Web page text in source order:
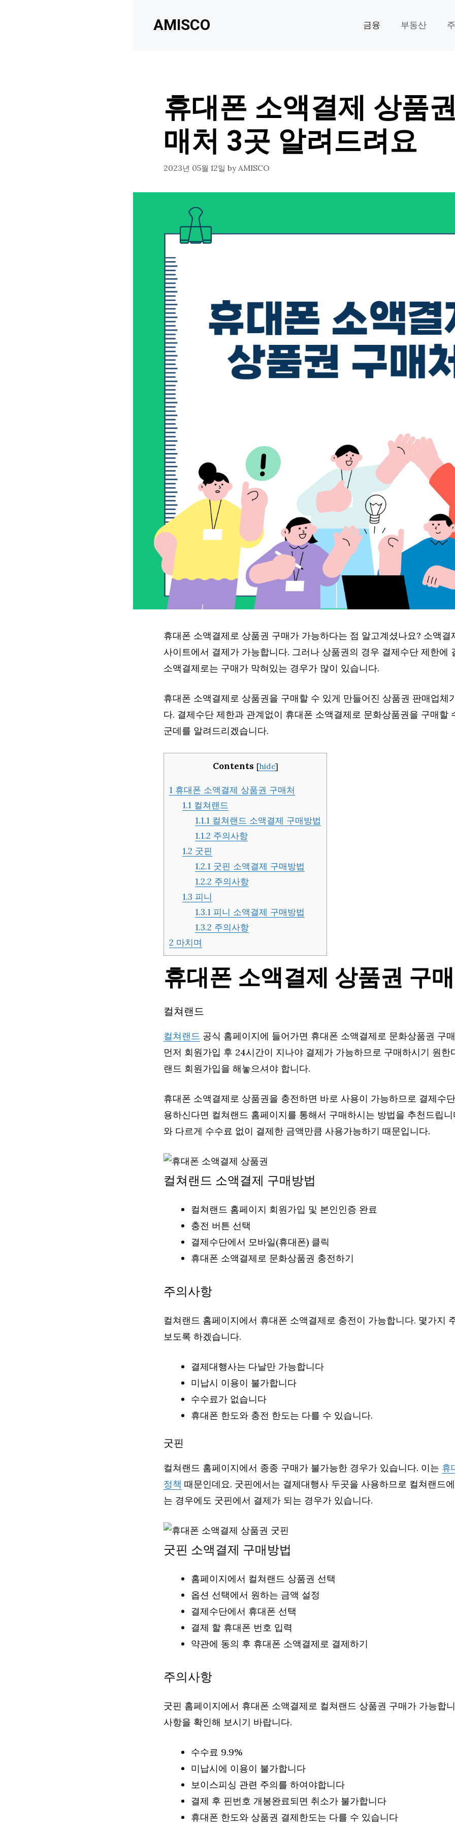
AMISCO 금융 부동산
휴대폰 소액결제 상품
매처 3곳 알려드려요
2023년 05월 12일 by AMISCO
휴대폰 소액결제로 상품권 구매가 가능하다는 점 알고계셨나요? 소액결
사이트에서 결제가 가능합니다. 그러나 상품권의 경우 결제수단 제한에
소액결제로는 구매가 막혀있는 경우가 많이 있습니다.
휴대폰 소액결제로 상품권을 구매할 수 있게 만들어진 상품권 판매업체
다. 결제수단 제한과 관계없이 휴대폰 소액결제로 문화상품권을 구매할
군데를 알려드리겠습니다.
Contents [hide]
1 휴대폰 소액결제 상품권 구매처
1.1컬쳐랜드
1.1.1 컬쳐랜드 소액결제 구매방법
1.1.2 주의사항
1.2 굿핀
1.2.1 굿핀 소액결제 구매방법
1.2.2 주의사항
1.3 피니
1.3.1 피니 소액결제 구매방법
1.3.2 주의사항
2 마치며
휴대폰 소액결제 상품권 구
컬쳐랜드
컬쳐랜드 공식 홈페이지에 들어가면 휴대폰 소액결제로 문화상품권 구
먼저 회원가입 후 24시간이 지나야 결제가 가능하므로 구매하시기 원한
랜드 회원가입을 해놓으셔야 합니다.
휴대폰 소액결제로 상품권을 충전하면 바로 사용이 가능하므로 결제수
용하신다면 컬쳐랜드 홈페이지를 통해서 구매하시는 방법을 추천드립
와 다르게 수수료 없이 결제한 금액만큼 사용가능하기 때문입니다.
컬쳐랜드 소액결제 구매방법
컬쳐랜드 홈페이지 회원가입 및 본인인증 완료
충전 버튼 선택
결제수단에서 모바일(휴대폰) 클릭
휴대폰 소액결제로 문화상품권 충전하기
주의사항
컬쳐랜드 홈페이지에서 휴대폰 소액결제로 충전이 가능합니다. 몇가지
보도록 하겠습니다.
결제대행사는 다날만 가능합니다
미납시 이용이 불가합니다
수수료가 없습니다
휴대폰 한도와 충전 한도는 다를 수 있습니다.
굿핀
컬쳐랜드 홈페이지에서 종종 구매가 불가능한 경우가 있습니다. 이는 휴
정책 때문인데요. 굿핀에서는 결제대행사 두곳을 사용하므로 컬쳐랜드
는 경우에도 굿핀에서 결제가 되는 경우가 있습니다.
굿핀 소액결제 구매방법
홈페이지에서 컬쳐랜드 상품권 선택
옵션 선택에서 원하는 금액 설정
결제수단에서 휴대폰 선택
결제 할 휴대폰 번호 입력
약관에 동의 후 휴대폰 소액결제로 결제하기
주의사항
굿핀 홈페이지에서 휴대폰 소액결제로 컬쳐랜드 상품권 구매가 가능합
사항을 확인해 보시기 바랍니다.
수수료 9.9%
미납시에 이용이 불가합니다
보이스피싱 관련 주의를 하여야합니다
결제 후 핀번호 개봉완료되면 취소가 불가합니다
휴대폰 한도와 상품권 결제한도는 다를 수 있습니다